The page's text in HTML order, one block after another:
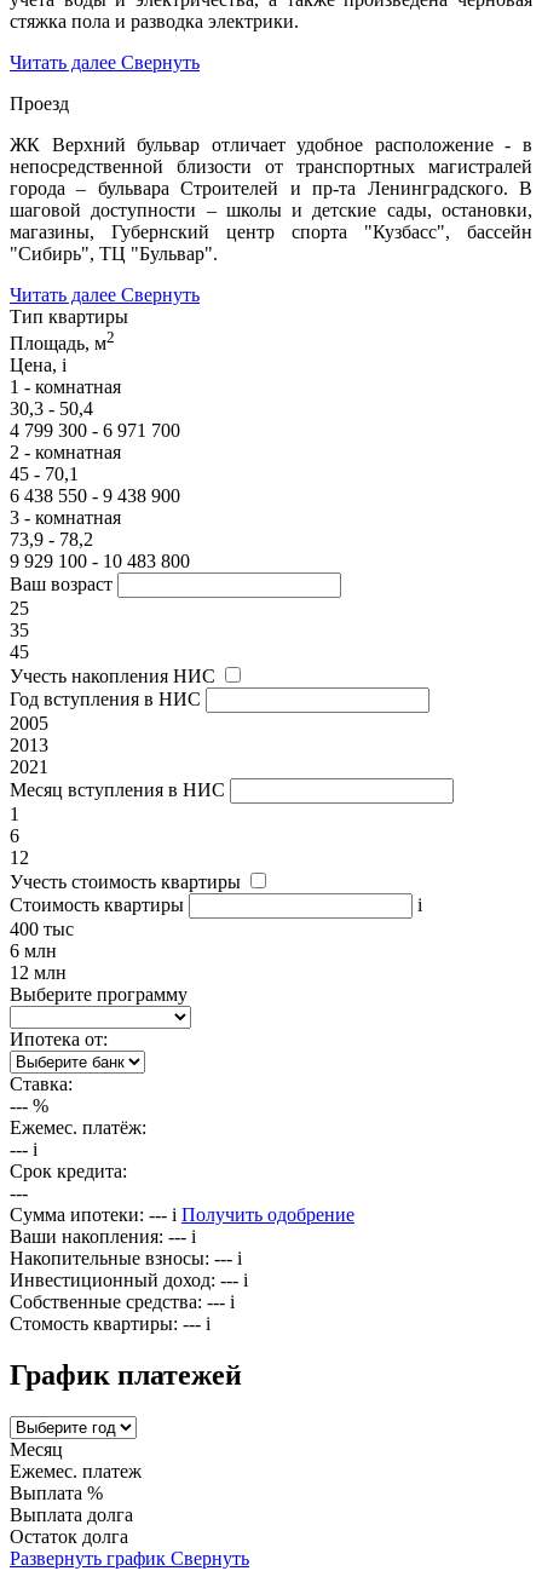
стяжка пола и разводка электрики.
Читать далее Свернуть
Проезд
ЖК Верхний бульвар отличает удобное расположение - в
непосредственной близости от транспортных магистралей
города – бульвара Строителей и пр-та Ленинградского. В
шаговой доступности – школы и детские сады, остановки,
магазины, Губернский центр спорта "Кузбасс", бассейн
"Сибирь", ТЦ "Бульвар".
Читать далее Свернуть
Тип квартиры
Площадь, м2
Цена, i
1 - комнатная
30,3 - 50,4
4 799 300 - 6 971 700
2 - комнатная
45 - 70,1
6 438 550 - 9 438 900
3 - комнатная
73,9 - 78,2
9 929 100 - 10 483 800
Ваш возраст
25
35
45
Учесть накопления НИС
Год вступления в НИС
2005
2013
2021
Месяц вступления в НИС
1
6
12
Учесть стоимость квартиры
Стоимость квартиры
i
400 тыс
6 млн
12 млн
Выберите программу
Ипотека от:
Ставка:
--- %
Ежемес. платёж:
--- i
Срок кредита:
---
Сумма ипотеки: --- i Получить одобрение
Ваши накопления: --- i
Накопительные взносы: --- i
Инвестиционный доход: --- i
Собственные средства: --- i
Стомость квартиры: --- i
График платежей
Месяц
Ежемес. платеж
Выплата %
Выплата долга
Остаток долга
Развернуть график Свернуть